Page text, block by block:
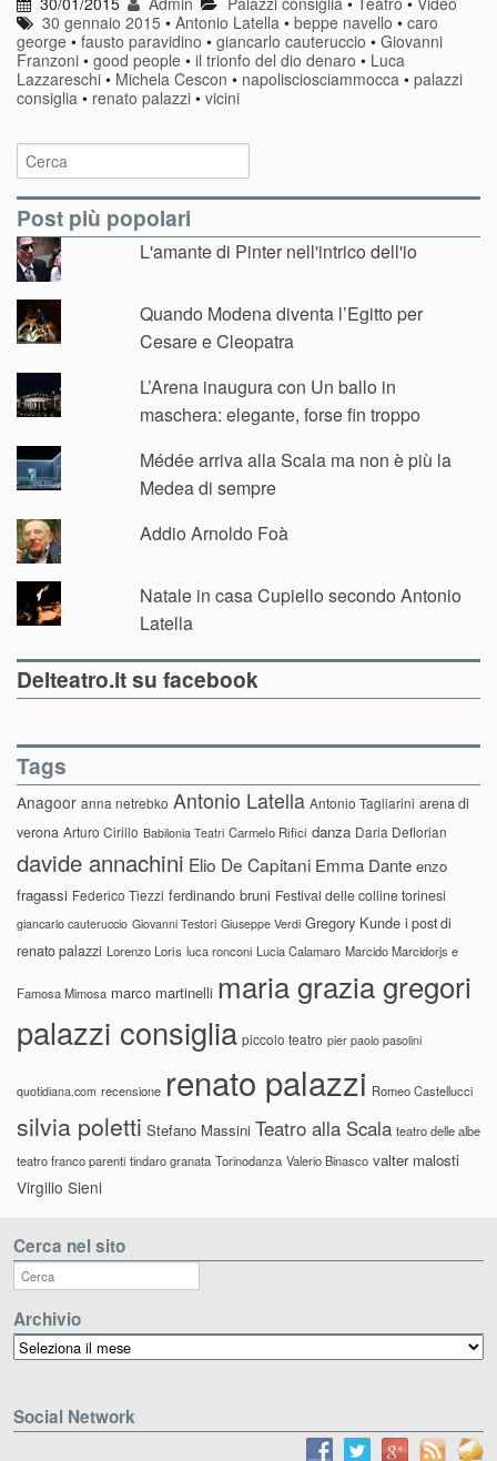
30 gennaio 2015 •Antonio Latella •beppe navello •caro
george • fausto paravidino • giancarlo cauteruccio • Giovanni
Franzoni • good people • il trionfo del dio denaro • Luca
Lazzareschi • Michela Cescon • napolisciosciammocca • palazzi
consiglia • renato palazzi • vicini
Post più popolari
L'amante di Pinter nell'intrico dell'io
Quando Modena diventa l’Egitto per
Cesare e Cleopatra
L’Arena inaugura con Un ballo in
maschera: elegante, forse fin troppo
Médée arriva alla Scala ma non è più la
Medea di sempre
Addio Arnoldo Foà
Natale in casa Cupiello secondo Antonio
Latella
Delteatro.it su facebook
Tags
Anagoor anna netrebko Antonio Latella Antonio Tagliarini arena di
verona Arturo Cirillo Babilonia Teatri Carmelo Rifici danza Daria Deflorian
davide annachini Elio De Capitani Emma Dante enzo
fragassi Federico Tiezzi ferdinando bruni Festival delle colline torinesi
giancarlo cauteruccio Giovanni Testori Giuseppe Verdi Gregory Kunde i post di
renato palazzi Lorenzo Loris luca ronconi Lucia Calamaro Marcido Marcidorjs e
Famosa Mimosa marco martinelli maria grazia gregori
palazzi consiglia piccolo teatro pier paolo pasolini
quotidiana.com recensione renato palazzi Romeo Castellucci
silvia poletti Stefano Massini Teatro alla Scala teatro delle albe
teatro franco parenti tindaro granata Torinodanza Valerio Binasco valter malosti
Virgilio Sieni
Cerca nel sito
Archivio
Archivio
Social Network